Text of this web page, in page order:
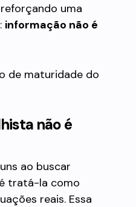
uma
informação não é
de maturidade do
não é
ao buscar
tratá-la como
reais. Essa